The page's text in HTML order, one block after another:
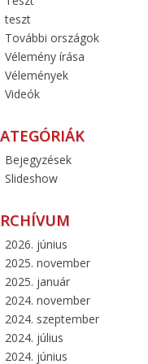
teszt
További országok
Vélemény írása
Vélemények
Videók
Bejegyzések
Slideshow
2026. június
2025. november
2025. január
2024. november
2024. szeptember
2024. július
2024. június